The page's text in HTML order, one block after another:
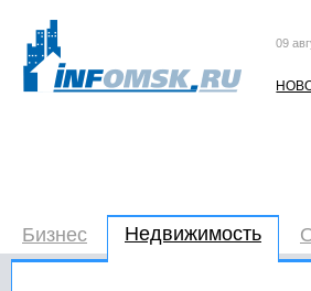
09
Бизнес Недвижимость